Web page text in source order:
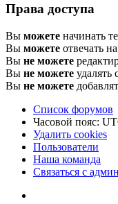
Права доступа
Вы можете начинать
Вы можете отвечать
Вы не можете
Вы не можете удалять
Вы не можете
Список форумов
Часовой пояс:
Удалить cookies
Пользователи
Наша команда
Связаться с